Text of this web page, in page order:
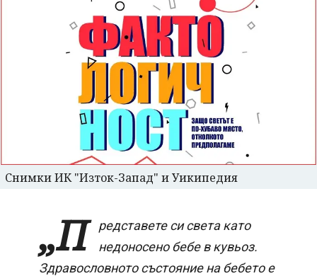
Снимки ИК "Изток-Запад" и Уикипедия
„П
редставете си света като
недоносено бебе в кувьоз.
Здравословното състояние на бебето е